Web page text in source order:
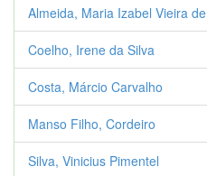
Almeida, Maria Izabel Vieira de
Coelho, Irene da Silva
Costa, Márcio Carvalho
Manso Filho, Cordeiro
Silva, Vinicius Pimentel